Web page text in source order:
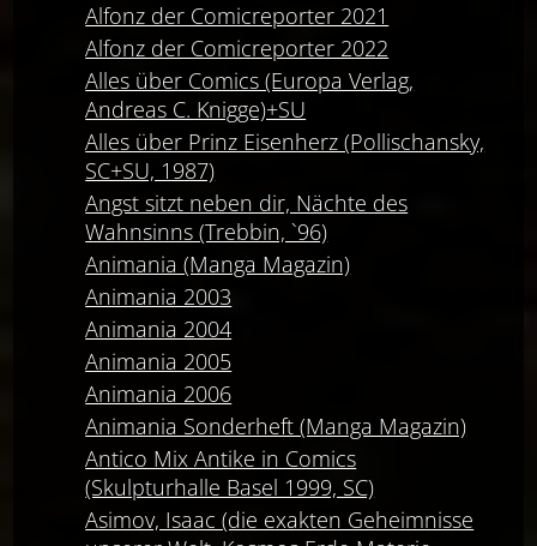
Alfonz der Comicreporter 2021
Alfonz der Comicreporter 2022
Alles über Comics (Europa Verlag,
Andreas C. Knigge)+SU
Alles über Prinz Eisenherz (Pollischansky,
SC+SU, 1987)
Angst sitzt neben dir, Nächte des
Wahnsinns (Trebbin, `96)
Animania (Manga Magazin)
Animania 2003
Animania 2004
Animania 2005
Animania 2006
Animania Sonderheft (Manga Magazin)
Antico Mix Antike in Comics
(Skulpturhalle Basel 1999, SC)
Asimov, Isaac (die exakten Geheimnisse